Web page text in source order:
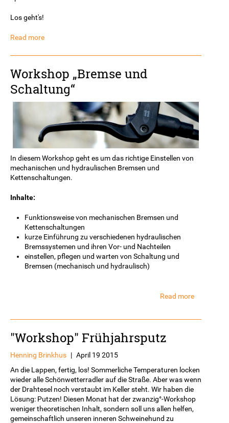
Los geht's!
Read more
Workshop „Bremse und
Schaltung“
In diesem Workshop geht es um das richtige Einstellen von
mechanischen und hydraulischen Bremsen und
Kettenschaltungen.
Inhalte:
Funktionsweise von mechanischen Bremsen und
Kettenschaltungen
kurze Einführung zu verschiedenen hydraulischen
Bremssystemen und ihren Vor- und Nachteilen
einstellen, pflegen und warten von Schaltung und
Bremsen (mechanisch und hydraulisch)
Read more
"Workshop" Frühjahrsputz
Henning Brinkhus | April 19 2015
An die Lappen, fertig, los! Sommerliche Temperaturen locken
wieder alle Schönwetterradler auf die Straße. Aber was wenn
der Drahtesel noch verstaubt im Keller steht. Wir haben die
Lösung: Putzen! Diesen Monat hat der zwanzig°-Workshop
weniger theoretischen Inhalt, sondern soll uns allen helfen,
gemeinschaftlich unseren inneren Schweinehund zu